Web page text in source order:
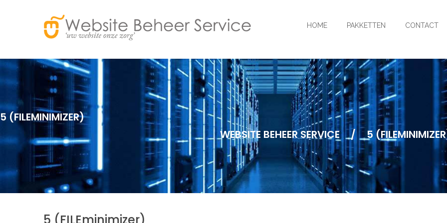
HOME PAKKETTEN CONTACT
5 (FILEMINIMIZER)
WEBSITE BEHEER SERVICE
/ 5